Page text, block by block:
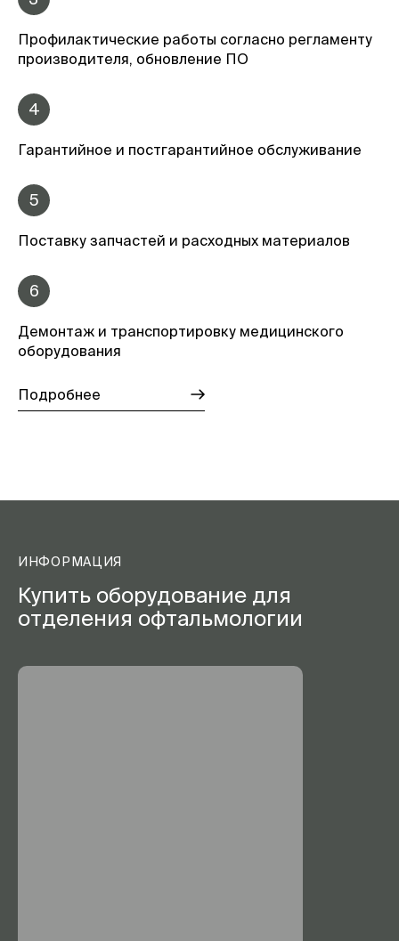
Профилактические работы согласно регламенту
производителя, обновление ПО
4
Гарантийное и постгарантийное обслуживание
5
Поставку запчастей и расходных материалов
6
Демонтаж и транспортировку медицинского
оборудования
Подробнее
ИНФОРМАЦИЯ
Купить оборудование для
отделения офтальмологии